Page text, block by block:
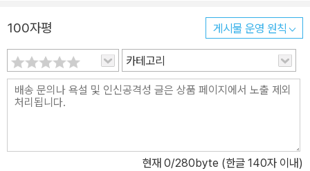
100자평 게시물 운영 원칙
카테고리
현재 0/280byte (한글 140자 이내)